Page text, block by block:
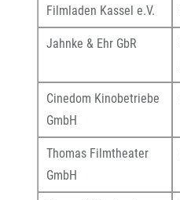
Filmladen Kassel e.V.
Jahnke & Ehr GbR
Cinedom Kinobetriebe
GmbH
Thomas Filmtheater
GmbH